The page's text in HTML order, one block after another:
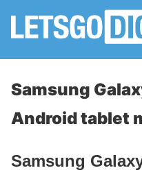
Samsung
Android tablet
Samsung